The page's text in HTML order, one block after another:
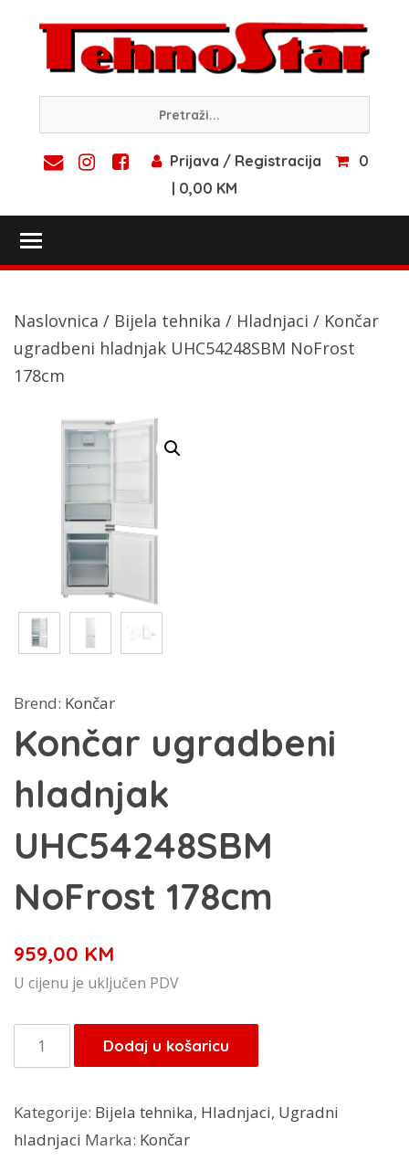
content
Prijava / Registracija
0
| 0,00 KM
Naslovnica / Bijela tehnika / Hladnjaci / Končar
ugradbeni hladnjak UHC54248SBM NoFrost
178cm
Brend: Končar
Končar ugradbeni
hladnjak
UHC54248SBM
NoFrost 178cm
959,00 KM
U cijenu je uključen PDV
Končar
ugradbeni
UHC54248SBM
NoFrost
Dodaj u košaricu
Kategorije: Bijela tehnika, Hladnjaci, Ugradni
hladnjaci Marka: Končar